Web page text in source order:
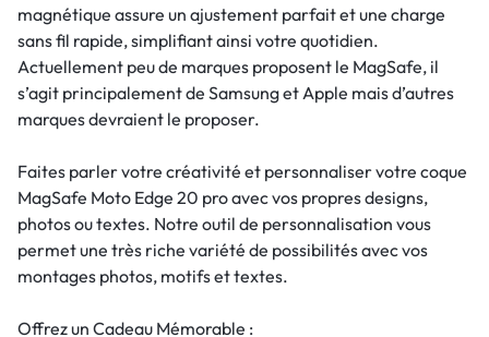
magnétique assure un ajustement parfait et une charge
sans fil rapide, simplifiant ainsi votre quotidien.
Actuellement peu de marques proposent le MagSafe, il
s’agit principalement de Samsung et Apple mais d’autres
marques devraient le proposer.
Faites parler votre créativité et personnaliser votre coque
MagSafe Moto Edge 20 pro avec vos propres designs,
photos ou textes. Notre outil de personnalisation vous
permet une très riche variété de possibilités avec vos
montages photos, motifs et textes.
Offrez un Cadeau Mémorable :